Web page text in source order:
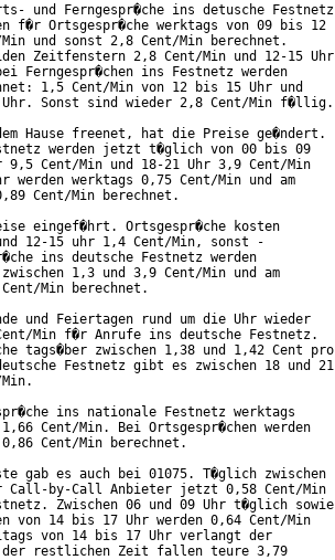
und Ferngespr�che ins detusche Festnetz
f�r Ortsgespr�che werktags von 09 bis 12
und sonst 2,8 Cent/Min berechnet.
Zeitfenstern 2,8 Cent/Min und 12-15 Uhr
Ferngespr�chen ins Festnetz werden
1,5 Cent/Min von 12 bis 15 Uhr und
Sonst sind wieder 2,8 Cent/Min f�llig.
Hause freenet, hat die Preise ge�ndert.
werden jetzt t�glich von 00 bis 09
Cent/Min und 18-21 Uhr 3,9 Cent/Min
werden werktags 0,75 Cent/Min und am
Cent/Min berechnet.
eingef�hrt. Ortsgespr�che kosten
12-15 uhr 1,4 Cent/Min, sonst -
ins deutsche Festnetz werden
1,3 und 3,9 Cent/Min und am
Min berechnet.
und Feiertagen rund um die Uhr wieder
Min f�r Anrufe ins deutsche Festnetz.
tags�ber zwischen 1,38 und 1,42 Cent pro
Festnetz gibt es zwischen 18 und 21
ins nationale Festnetz werktags
Cent/Min. Bei Ortsgespr�chen werden
Cent/Min berechnet.
gab es auch bei 01075. T�glich zwischen
Call-by-Call Anbieter jetzt 0,58 Cent/Min
Zwischen 06 und 09 Uhr t�glich sowie
von 14 bis 17 Uhr werden 0,64 Cent/Min
von 14 bis 17 Uhr verlangt der
der restlichen Zeit fallen teure 3,79